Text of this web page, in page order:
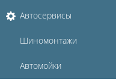
Автосервисы
Шиномонтажи
Автомойки